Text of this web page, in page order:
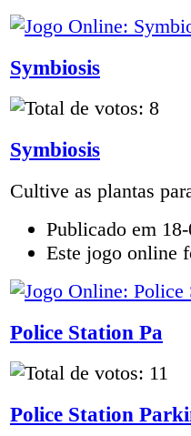
Symbiosis
Symbiosis
Cultive as plantas
Publicado em
Este jogo online
Police Station Pa
Police Station